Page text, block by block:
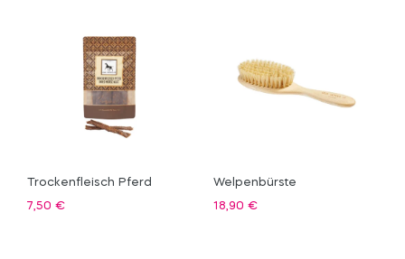
Trockenfleisch Pferd
7,50 €
Welpenbürste
18,90 €